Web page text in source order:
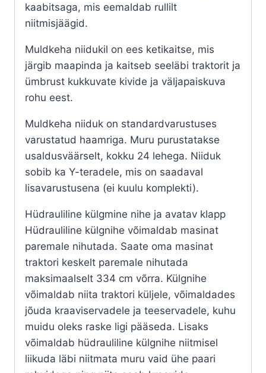
kaabitsaga, mis eemaldab rullilt
niitmisjäägid.
Muldkeha niidukil on ees ketikaitse, mis
järgib maapinda ja kaitseb seeläbi traktorit ja
ümbrust kukkuvate kivide ja väljapaiskuva
rohu eest.
Muldkeha niiduk on standardvarustuses
varustatud haamriga. Muru purustatakse
usaldusväärselt, kokku 24 lehega. Niiduk
sobib ka Y-teradele, mis on saadaval
lisavarustusena (ei kuulu komplekti).
Hüdrauliline külgmine nihe ja avatav klapp
Hüdrauliline külgnihe võimaldab masinat
paremale nihutada. Saate oma masinat
traktori keskelt paremale nihutada
maksimaalselt 334 cm võrra. Külgnihe
võimaldab niita traktori küljele, võimaldades
jõuda kraaviservadele ja teeservadele, kuhu
muidu oleks raske ligi pääseda. Lisaks
võimaldab hüdrauliline külgnihe niitmisel
liikuda läbi niitmata muru vaid ühe paari